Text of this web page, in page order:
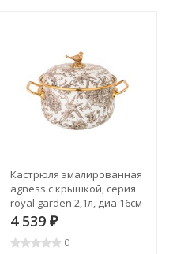
Кастрюля эмалированная
agness с крышкой, серия
royal garden 2,1л, диа.16см
подходит для
индукцион.пл Agness (950-
081)
4 539 ₽
0